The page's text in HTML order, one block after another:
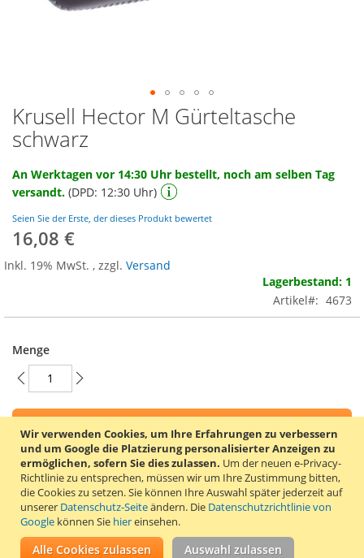
Wir verwenden Cookies, um Ihre Erfahrungen zu verbessern
und um Google die Platzierung personalisierter Anzeigen zu
ermöglichen, sofern Sie dies zulassen. Um der neuen e-Privacy-
Richtlinie zu entsprechen, müssen wir um Ihre Zustimmung bitten,
die Cookies zu setzen.Sie können Ihre Auswahl später jederzeit auf
unserer Datenschutz-Seiteändern. Die Datenschutzrichtlinie von
Google können Sie hiereinsehen.
Alle Cookies zulassen Auswahl zulassen
Zum
Anfang
der
springen
Krusell Hector M Gürteltasche
schwarz
An Werktagen vor 14:30 Uhr bestellt, noch am selben Tag
versandt. (DPD: 12:30 Uhr)
Seien Sie der Erste, der dieses Produkt bewertet
16,08 €
Inkl. 19% MwSt. , zzgl. Versand
Lagerbestand: 1
Artikel
4673
Menge
In den Warenkorb
ZUR WUNSCHLISTE HINZUFÜGEN
ZUR VERGLEICHSLISTE HINZUFÜGEN